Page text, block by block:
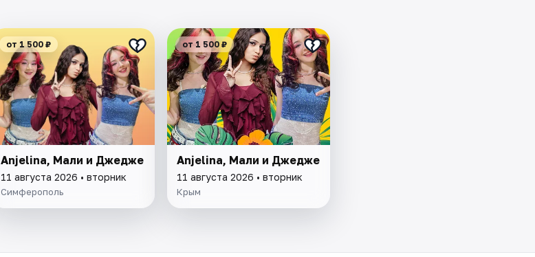
от 1 500 ₽
Anjelina, Мали и Джедже
11 августа 2026 • вторник
Симферополь
от 1 500 ₽
Anjelina, Мали и Джедже
11 августа 2026 • вторник
Крым